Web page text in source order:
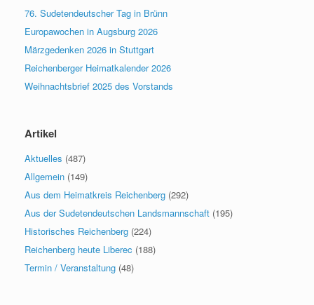
76. Sudetendeutscher Tag in Brünn
Europawochen in Augsburg 2026
Märzgedenken 2026 in Stuttgart
Reichenberger Heimatkalender 2026
Weihnachtsbrief 2025 des Vorstands
Artikel
Aktuelles (487)
Allgemein (149)
Aus dem Heimatkreis Reichenberg (292)
Aus der Sudetendeutschen Landsmannschaft (195)
Historisches Reichenberg (224)
Reichenberg heute Liberec (188)
Termin / Veranstaltung (48)